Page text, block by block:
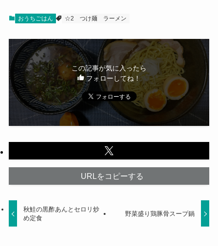
おうちごはん ☆2 つけ麺 ラーメン
この記事が気に入ったら
フォローしてね！
URLをコピーする
秋鮭の黒酢あんとセロリ炒
め定食
野菜盛り鶏豚骨スープ鍋